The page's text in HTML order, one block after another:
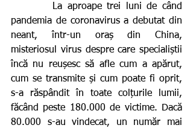
pandemia de coronavirus a debutat din
neant, într-un oraș din China,
misteriosul virus despre care specialiștii
încă nu reușesc să afle cum a apărut,
cum se transmite și cum poate fi oprit,
s-a răspândit în toate colțurile lumii,
făcând peste 180.000 de victime. Dacă
80.000 s-au vindecat, un număr mai